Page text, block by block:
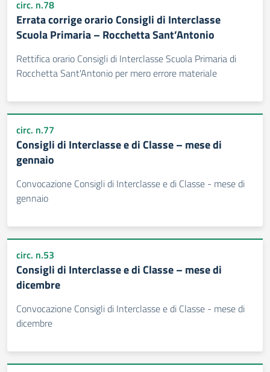
circ. n.78
Errata corrige orario Consigli di Interclasse
Scuola Primaria – Rocchetta Sant’Antonio
Rettifica orario Consigli di Interclasse Scuola Primaria di
Rocchetta Sant'Antonio per mero errore materiale
circ. n.77
Consigli di Interclasse e di Classe – mese di
gennaio
Convocazione Consigli di Interclasse e di Classe - mese di
gennaio
circ. n.53
Consigli di Interclasse e di Classe – mese di
dicembre
Convocazione Consigli di Interclasse e di Classe - mese di
dicembre